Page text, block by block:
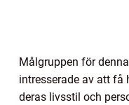
Målgruppen för
intresserade av att
deras livsstil och